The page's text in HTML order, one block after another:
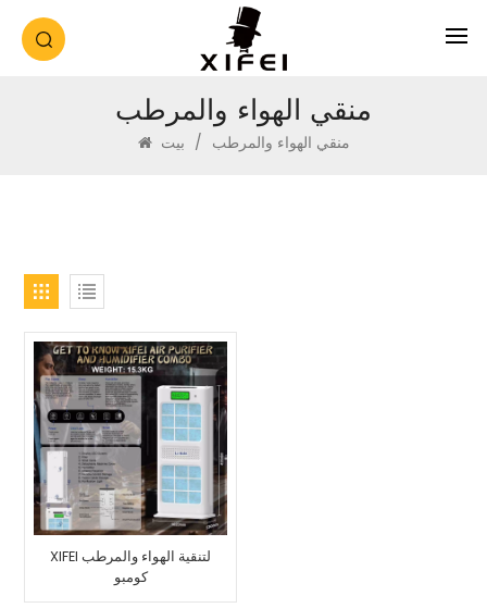
منقي الهواء والمرطب
/ منقي الهواء والمرطب
XIFEI لتنقية الهواء والمرطب
كومبو